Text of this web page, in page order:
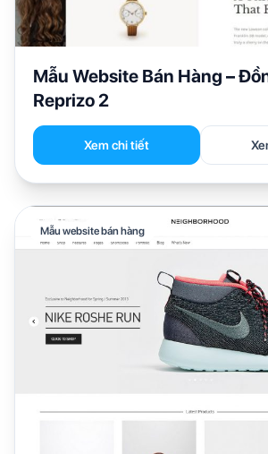
Mẫu Website Bán Hàng –
Reprizo 2
Xem chi tiết
Mẫu website bán hàng